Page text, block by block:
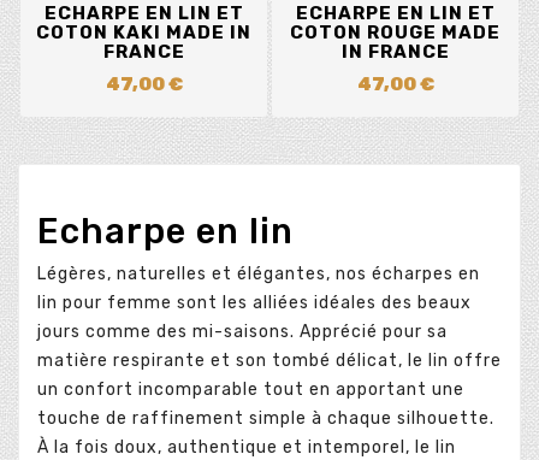
ECHARPE EN LIN ET
COTON KAKI MADE IN
FRANCE
47,00 €
ECHARPE EN LIN ET
COTON ROUGE MADE
IN FRANCE
47,00 €
Echarpe en lin
Légères, naturelles et élégantes, nos écharpes en
lin pour femme sont les alliées idéales des beaux
jours comme des mi-saisons. Apprécié pour sa
matière respirante et son tombé délicat, le lin offre
un confort incomparable tout en apportant une
touche de raffinement simple à chaque silhouette.
À la fois doux, authentique et intemporel, le lin